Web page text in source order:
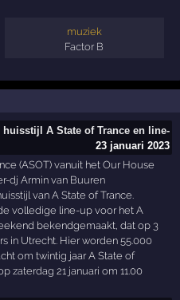
muziek
Factor B
A State of Trance en line-
23 januari 2023
(ASOT) vanuit het Our House
dj Armin van Buuren
van A State of Trance.
volledige line-up voor het A
bekendgemaakt, dat op 3
in Utrecht. Hier worden 55.000
om twintig jaar A State of
zaterdag 21 januari om 11.00